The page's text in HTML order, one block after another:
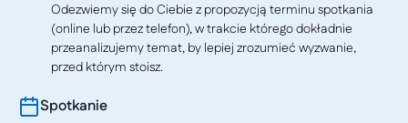
Odezwiemy się do Ciebie z propozycją terminu spotkania
(online lub przez telefon), w trakcie którego dokładnie
przeanalizujemy temat, by lepiej zrozumieć wyzwanie,
przed którym stoisz.
Spotkanie